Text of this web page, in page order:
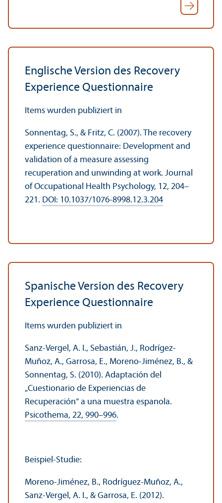
Englische Version des Recovery
Experience Questionnaire
Items wurden publiziert in
Sonnentag, S., & Fritz, C. (2007). The recovery
experience questionnaire: Development and
validation of a measure assessing
recuperation and unwinding at work. Journal
of Occupational Health Psychology, 12, 204–
221. DOI: 10.1037/1076-8998.12.3.204
Spanische Version des Recovery
Experience Questionnaire
Items wurden publiziert in
Sanz-Vergel, A. I., Sebastián, J., Rodrígez-
Muñoz, A., Garrosa, E., Moreno-Jiménez, B., &
Sonnentag, S. (2010). Adaptación del
„Cuestionario de Experiencias de
Recuperación“ a una muestra espanola.
Psicothema, 22, 990–996.
Beispiel-Studie:
Moreno-Jiménez, B., Rodríguez-Muñoz, A.,
Sanz-Vergel, A. I., & Garrosa, E. (2012).